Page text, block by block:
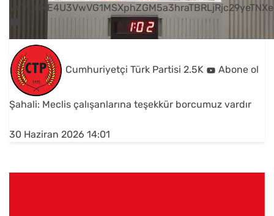
Cumhuriyetçi Türk Partisi 2.5K Abone ol
Şahali: Meclis çalışanlarına teşekkür borcumuz vardır
30 Haziran 2026 14:01